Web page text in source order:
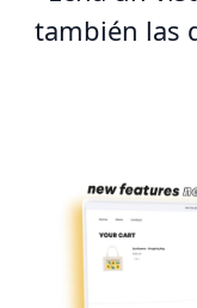
también las